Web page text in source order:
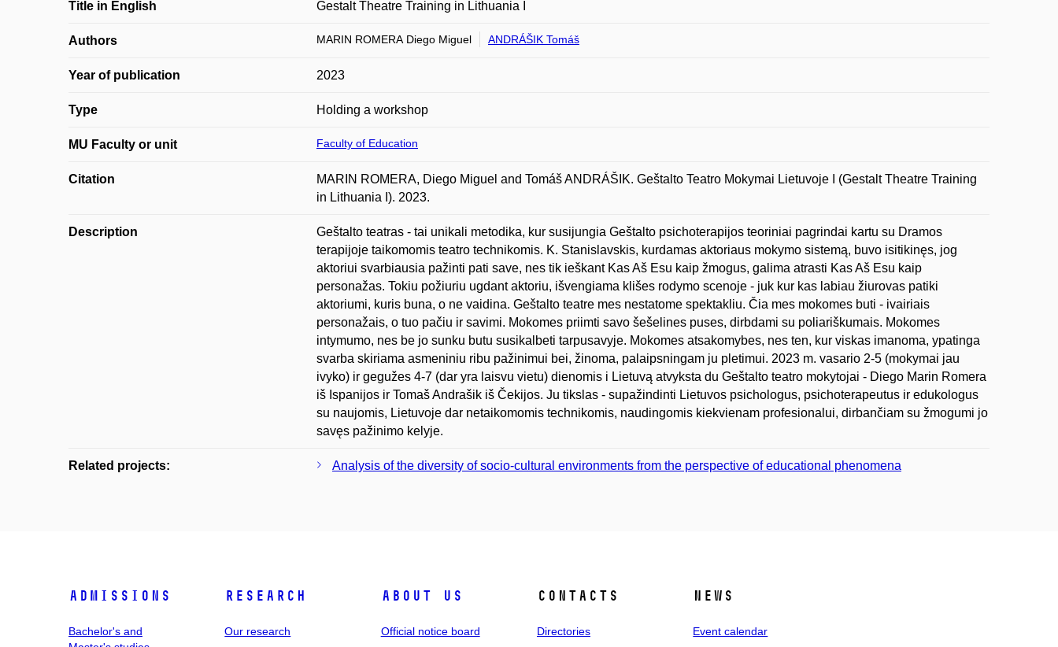
Title in English Gestalt Theatre Training in Lithuania I
Authors MARIN ROMERA Diego Miguel ANDRÁŠIK Tomáš
Year of publication 2023
Type Holding a workshop
MU Faculty or unit Faculty of Education
Citation
MARIN ROMERA, Diego Miguel and Tomáš ANDRÁŠIK. Geštalto Teatro Mokymai Lietuvoje I (Gestalt Theatre Training
in Lithuania I). 2023.
Description
Geštalto teatras - tai unikali metodika, kur susijungia Geštalto psichoterapijos teoriniai pagrindai kartu su Dramos
terapijoje taikomomis teatro technikomis. K. Stanislavskis, kurdamas aktoriaus mokymo sistemą, buvo isitikinęs, jog
aktoriui svarbiausia pažinti pati save, nes tik ieškant Kas Aš Esu kaip žmogus, galima atrasti Kas Aš Esu kaip
personažas. Tokiu požiuriu ugdant aktoriu, išvengiama klišes rodymo scenoje - juk kur kas labiau žiurovas patiki
aktoriumi, kuris buna, o ne vaidina. Geštalto teatre mes nestatome spektakliu. Čia mes mokomes buti - ivairiais
personažais, o tuo pačiu ir savimi. Mokomes priimti savo šešelines puses, dirbdami su poliariškumais. Mokomes
intymumo, nes be jo sunku butu susikalbeti tarpusavyje. Mokomes atsakomybes, nes ten, kur viskas imanoma, ypatinga
svarba skiriama asmeniniu ribu pažinimui bei, žinoma, palaipsningam ju pletimui. 2023 m. vasario 2-5 (mokymai jau
ivyko) ir gegužes 4-7 (dar yra laisvu vietu) dienomis i Lietuvą atvyksta du Geštalto teatro mokytojai - Diego Marin Romera
iš Ispanijos ir Tomaš Andrašik iš Čekijos. Ju tikslas - supažindinti Lietuvos psichologus, psichoterapeutus ir edukologus
su naujomis, Lietuvoje dar netaikomomis technikomis, naudingomis kiekvienam profesionalui, dirbančiam su žmogumi jo
savęs pažinimo kelyje.
Related projects: Analysis of the diversity of socio-cultural environments from the perspective of educational phenomena
Admissions
Bachelor's and
Research
Our research
About us
Official notice board
Contacts
Directories
News
Event calendar